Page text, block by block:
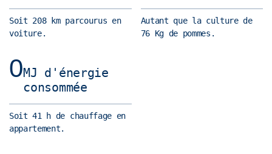
Soit 208 km parcourus en
voiture.
Autant que la culture de
76 Kg de pommes.
0MJ d'énergie
consommée
Soit 41 h de chauffage en
appartement.